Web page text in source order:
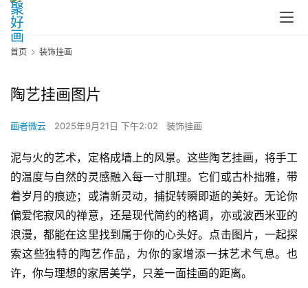
首页 装饰挂画
陶艺挂画图片
画者微云 2025年9月21日 下午2:02 装饰挂画
泥与火的艺术，定格成墙上的风景。这些陶艺挂画，将手工
的温度与自然的灵感融入每一寸肌理。它们或古朴拙雅，带
着岁月的痕迹；或清新灵动，捕捉转瞬即逝的美好。无论你
偏爱侘寂风的禅意，还是现代简约的格调，亦或波西米亚的
浪漫，都能在这里找到属于你的心头好。点击图片，一起探
索这些独特的陶艺作品，为你的家增添一抹艺术气息。也
许，你与理想的家居美学，只差一面挂画的距离。